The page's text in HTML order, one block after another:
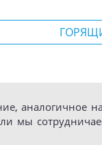
аналогичное
мы